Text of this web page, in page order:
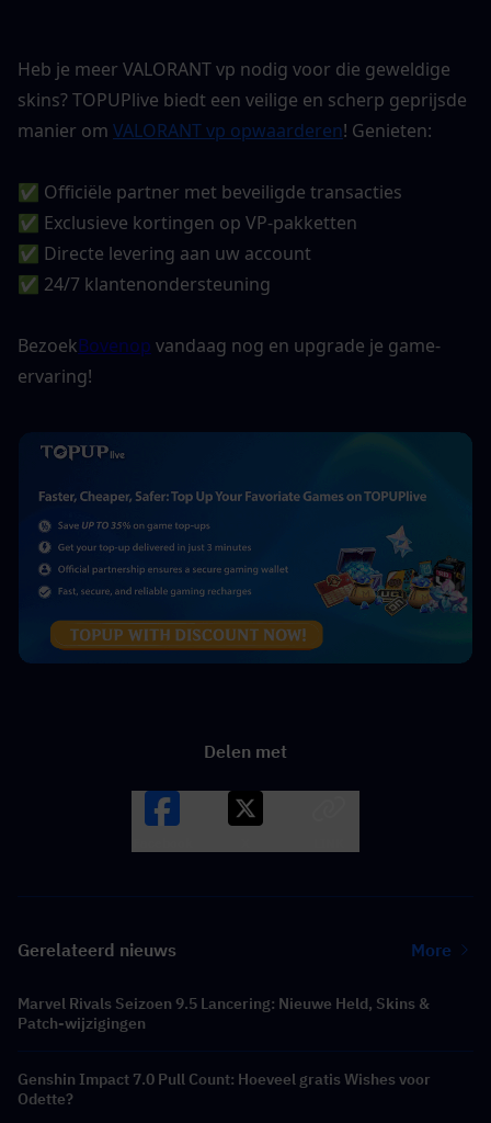
Heb je meer VALORANT vp nodig voor die geweldige
skins? TOPUPlive biedt een veilige en scherp geprijsde
manier om VALORANT vp opwaarderen! Genieten:
✅ Officiële partner met beveiligde transacties
✅ Exclusieve kortingen op VP-pakketten
✅ Directe levering aan uw account
✅ 24/7 klantenondersteuning
BezoekBovenop vandaag nog en upgrade je game-
ervaring!
Delen met
Gerelateerd nieuws More
Marvel Rivals Seizoen 9.5 Lancering: Nieuwe Held, Skins &
Patch-wijzigingen
Genshin Impact 7.0 Pull Count: Hoeveel gratis Wishes voor
Odette?